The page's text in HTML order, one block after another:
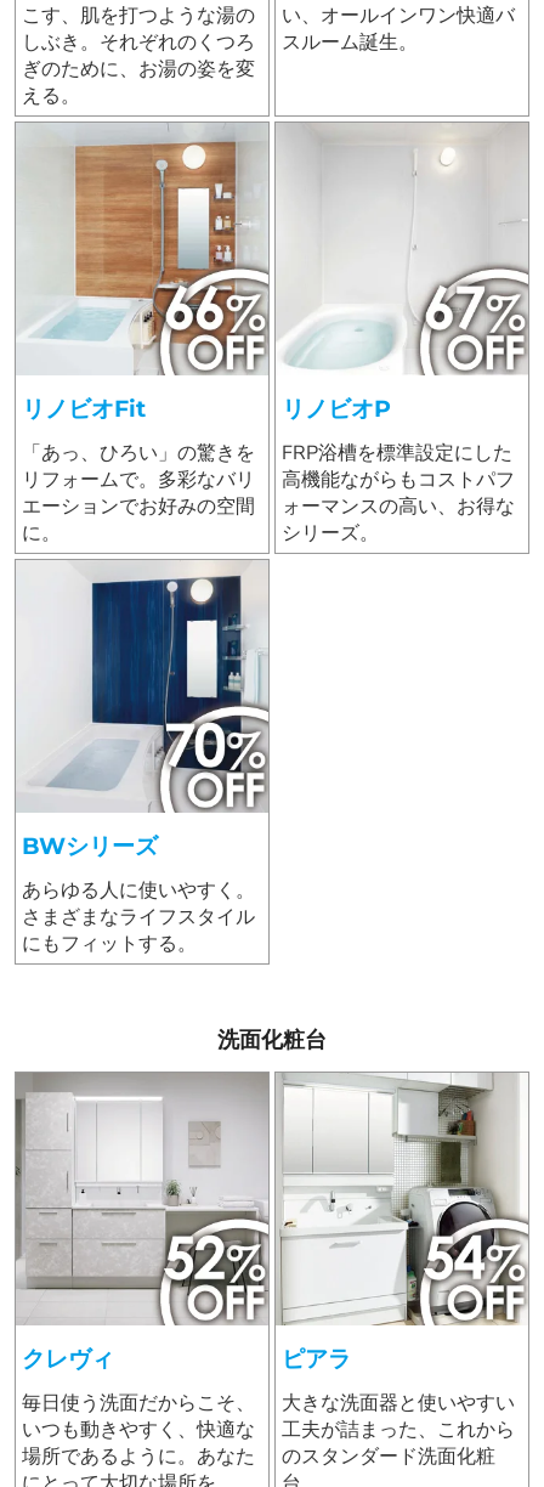
こす、肌を打つような湯の
しぶき。それぞれのくつろ
ぎのために、お湯の姿を変
える。
い、オールインワン快適バ
スルーム誕生。
リノビオFit
「あっ、ひろい」の驚きを
リフォームで。多彩なバリ
エーションでお好みの空間
に。
リノビオP
FRP浴槽を標準設定にした
高機能ながらもコストパフ
ォーマンスの高い、お得な
シリーズ。
BWシリーズ
あらゆる人に使いやすく。
さまざまなライフスタイル
にもフィットする。
洗面化粧台
クレヴィ
毎日使う洗面だからこそ、
いつも動きやすく、快適な
場所であるように。あなた
ピアラ
大きな洗面器と使いやすい
工夫が詰まった、これから
のスタンダード洗面化粧